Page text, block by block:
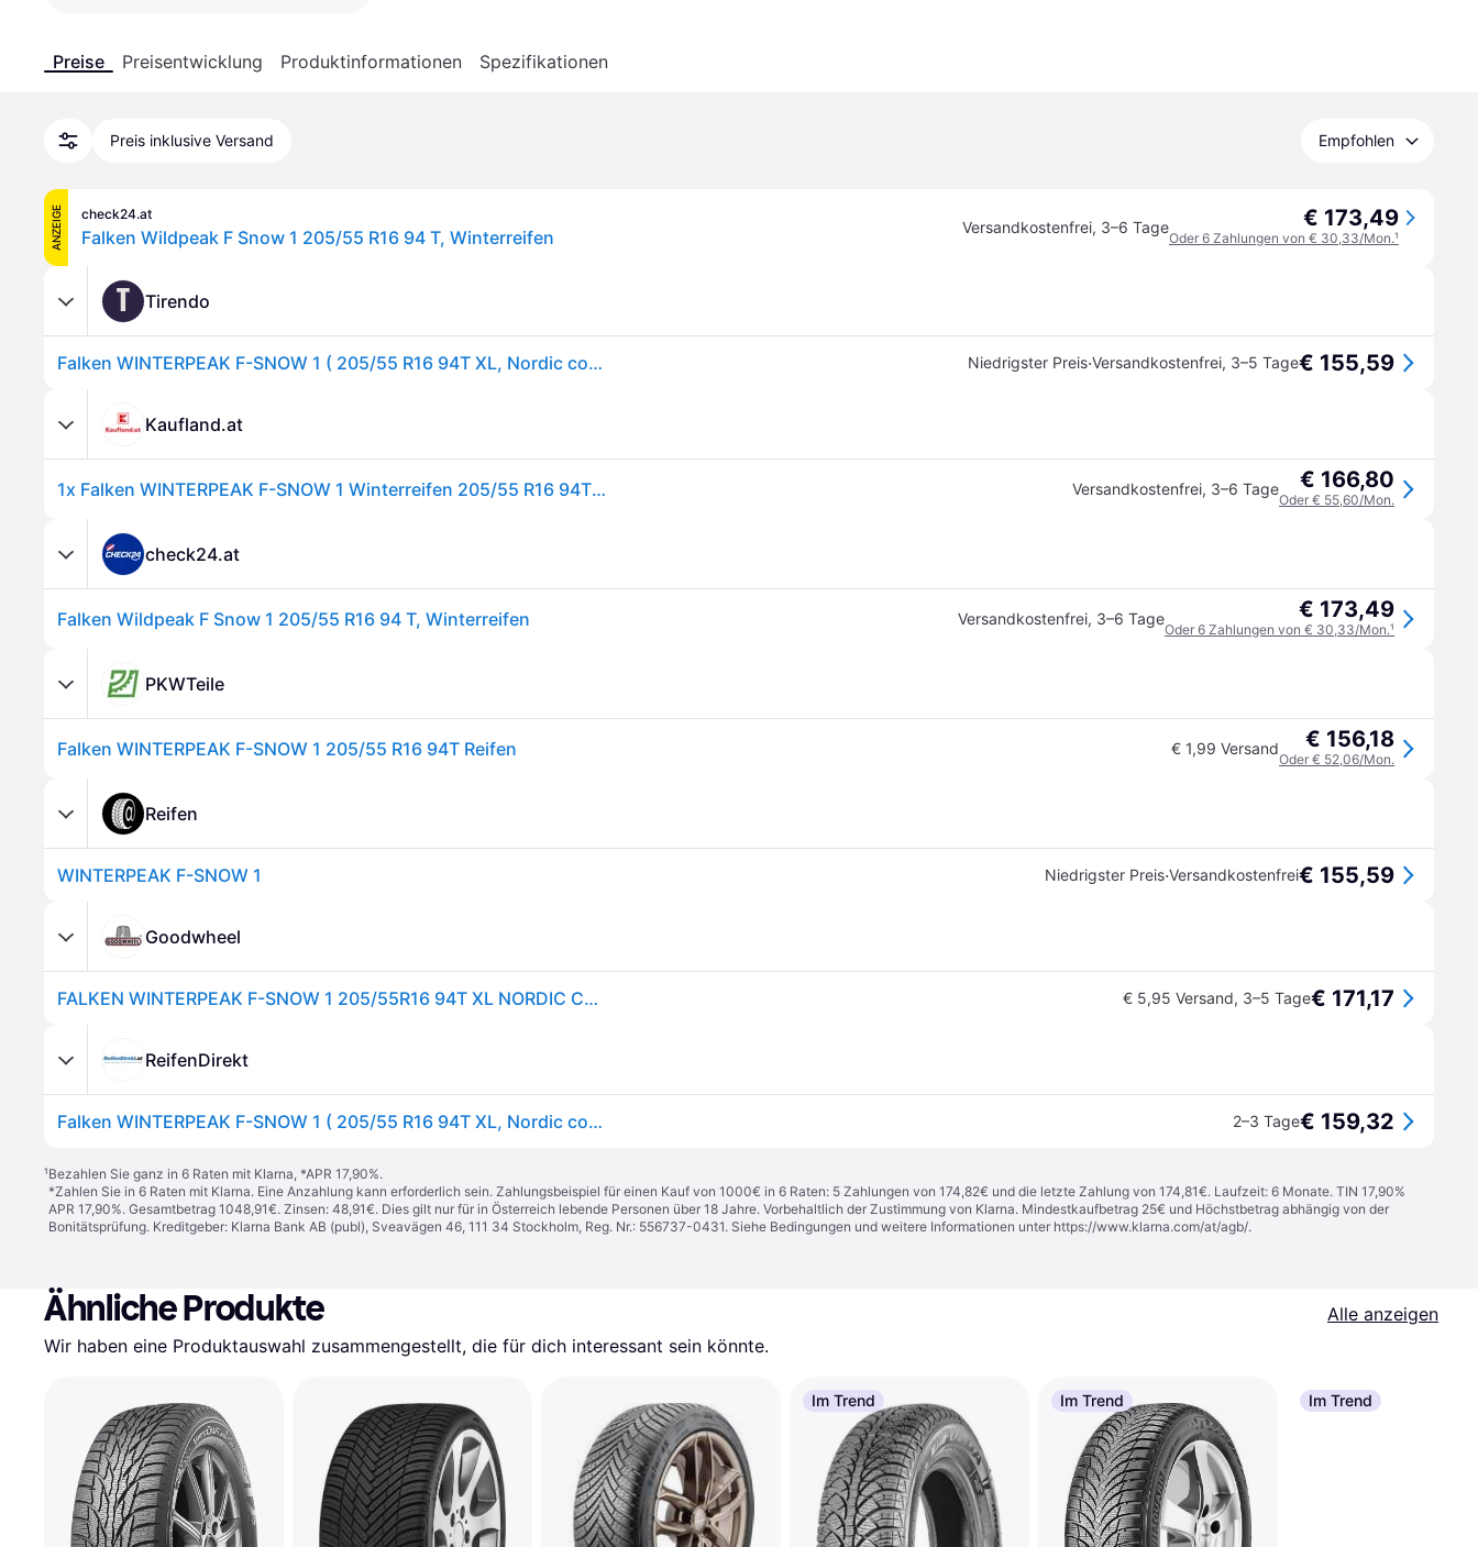
Preise Preisentwicklung Produktinformationen Spezifikationen
Preis inklusive Versand Empfohlen
ANZEIGE check24.at
Falken Wildpeak F Snow 1 205/55 R16 94 T, Winterreifen Versandkostenfrei, 3–6 Tage € 173,49
Oder 6 Zahlungen von € 30,33/Mon.¹
T Tirendo
Falken WINTERPEAK F-SNOW 1 ( 205/55 R16 94T XL, Nordic compound ) - schwarz Niedrigster Preis·Versandkostenfrei, 3–5 Tage€ 155,59
Kaufland.at
1x Falken WINTERPEAK F-SNOW 1 Winterreifen 205/55 R16 94T XL M+S 3PMSF Reifen Versandkostenfrei, 3–6 Tage € 166,80
Oder € 55,60/Mon.
check24.at
Falken Wildpeak F Snow 1 205/55 R16 94 T, Winterreifen Versandkostenfrei, 3–6 Tage € 173,49
Oder 6 Zahlungen von € 30,33/Mon.¹
PKWTeile
Falken WINTERPEAK F-SNOW 1 205/55 R16 94T Reifen € 1,99 Versand € 156,18
Oder € 52,06/Mon.
Reifen
WINTERPEAK F-SNOW 1 Niedrigster Preis·Versandkostenfrei€ 155,59
Goodwheel
FALKEN WINTERPEAK F-SNOW 1 205/55R16 94T XL NORDIC COMPOUND BSW € 5,95 Versand, 3–5 Tage€ 171,17
ReifenDirekt
Falken WINTERPEAK F-SNOW 1 ( 205/55 R16 94T XL, Nordic compound ) 2–3 Tage€ 159,32
¹Bezahlen Sie ganz in 6 Raten mit Klarna, *APR 17,90%.
*Zahlen Sie in 6 Raten mit Klarna. Eine Anzahlung kann erforderlich sein. Zahlungsbeispiel für einen Kauf von 1000€ in 6 Raten: 5 Zahlungen von 174,82€ und die letzte Zahlung von 174,81€. Laufzeit: 6 Monate. TIN 17,90%
APR 17,90%. Gesamtbetrag 1048,91€. Zinsen: 48,91€. Dies gilt nur für in Österreich lebende Personen über 18 Jahre. Vorbehaltlich der Zustimmung von Klarna. Mindestkaufbetrag 25€ und Höchstbetrag abhängig von der
Bonitätsprüfung. Kreditgeber: Klarna Bank AB (publ), Sveavägen 46, 111 34 Stockholm, Reg. Nr.: 556737-0431. Siehe Bedingungen und weitere Informationen unter https://www.klarna.com/at/agb/.
Ähnliche Produkte
Alle anzeigen
Wir haben eine Produktauswahl zusammengestellt, die für dich interessant sein könnte.
Im Trend Im Trend Im Trend